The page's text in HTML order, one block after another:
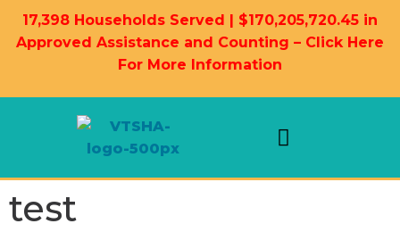
17,398 Households Served | $170,205,720.45 in
Approved Assistance and Counting – Click Here
For More Information
test